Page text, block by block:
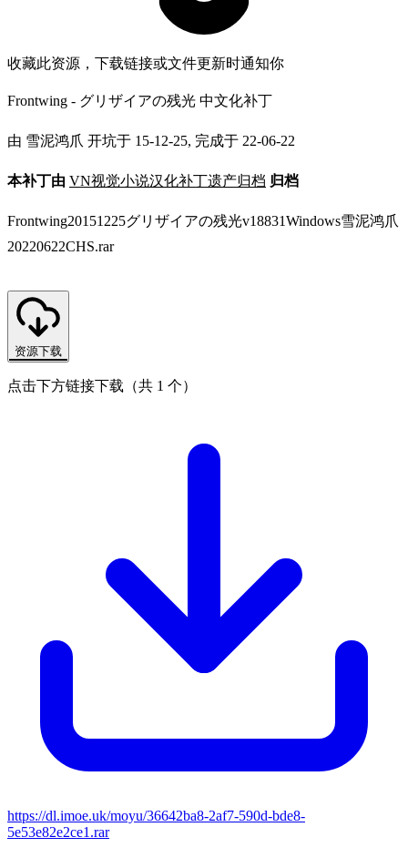
收藏此资源，下载链接或文件更新时通知你
Frontwing - グリザイアの残光 中文化补丁
由 雪泥鸿爪 开坑于 15-12-25, 完成于 22-06-22
本补丁由 VN视觉小说汉化补丁遗产归档 归档
Frontwing20151225グリザイアの残光v18831Windows雪泥鸿爪
20220622CHS.rar
资源下载
点击下方链接下载（共 1 个）
https://dl.imoe.uk/moyu/36642ba8-2af7-590d-bde8-
5e53e82e2ce1.rar